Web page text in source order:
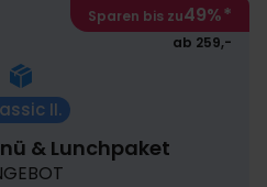
Sparen bis zu49%*
ab 259,-
II.
& Lunchpaket